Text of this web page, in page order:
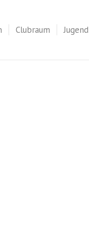
Clubraum Jugend